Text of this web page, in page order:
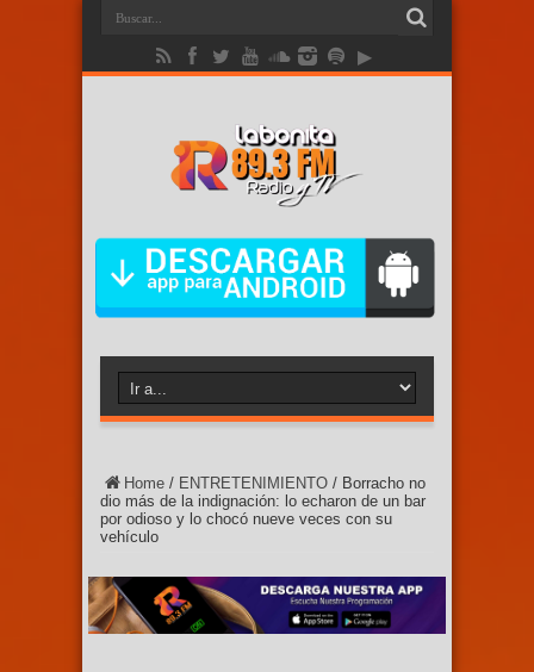
Home / ENTRETENIMIENTO / Borracho no
dio más de la indignación: lo echaron de un bar
por odioso y lo chocó nueve veces con su
vehículo